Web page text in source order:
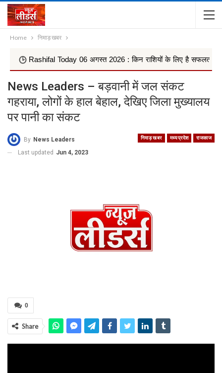
Home निमाड़ खबर
Rashifal Today 06 अगस्त 2026 : किन राशियों के लिए है सफलता के मजबूत
News Leaders – बड़वानी में जल संकट
गहराया, लोगों के हाल बेहाल, देखिए जिला मुख्यालय
पर पानी का संकट
निमाड़ खबर मध्यप्रदेश राजकाज
By News Leaders
Last updated Jun 4, 2023
0
Share